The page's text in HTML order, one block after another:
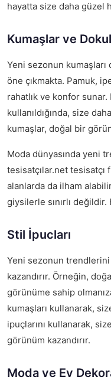
hayatta size daha güzel
Kumaşlar ve
Yeni sezonun
öne çıkmakta. Pamuk,
rahatlık ve konfor
kullanıldığında, size
kumaşlar, doğal bir
Moda dünyasında yeni
tesisatçılar.net tesisatçı
alanlarda da ilham
giysilerle sınırlı değildir.
Stil İpucları
Yeni sezonun
kazandırır. Örneğin,
görünüme sahip
kumaşları kullanarak,
ipuçlarını kullanarak,
görünüm kazandırır.
Moda ve Ev